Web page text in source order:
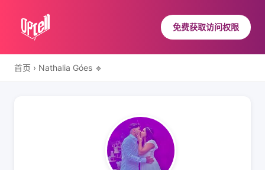
免费获取访问权限
首页 › Nathalia Góes 🔹